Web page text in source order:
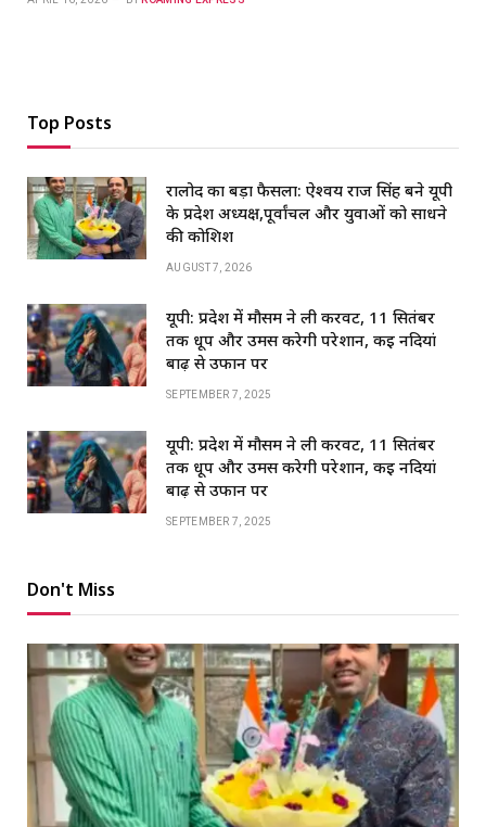
Top Posts
रालोद का बड़ा फैसला: ऐश्वर्य राज सिंह बने यूपी
के प्रदेश अध्यक्ष,पूर्वांचल और युवाओं को साधने
की कोशिश
AUGUST 7, 2026
यूपी: प्रदेश में मौसम ने ली करवट, 11 सितंबर
तक धूप और उमस करेगी परेशान, कई नदियां
बाढ़ से उफान पर
SEPTEMBER 7, 2025
यूपी: प्रदेश में मौसम ने ली करवट, 11 सितंबर
तक धूप और उमस करेगी परेशान, कई नदियां
बाढ़ से उफान पर
SEPTEMBER 7, 2025
Don't Miss